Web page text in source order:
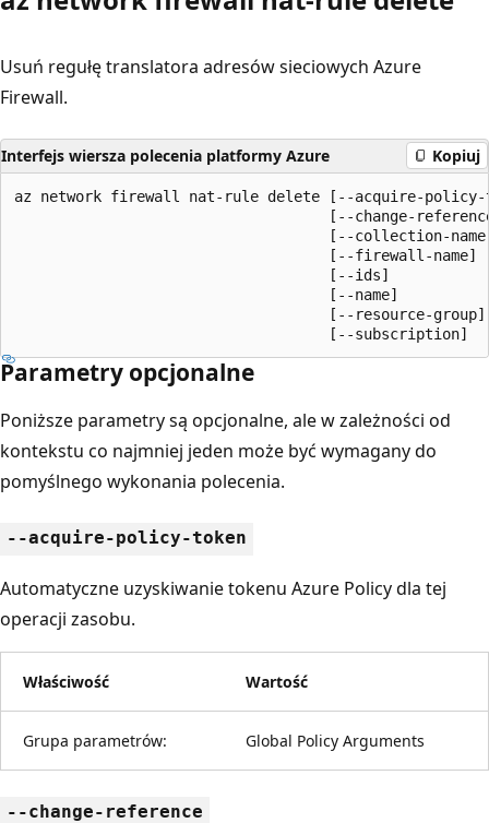
Usuń regułę translatora adresów sieciowych Azure
Firewall.
Interfejs wiersza polecenia platformy Azure Kopiuj
az network firewall nat-rule delete [--acquire-policy-
[--change-
[--collection-
                                    [--firewall-name]
                                    [--ids]
                                    [--name]
                                    [--resource-group]
                                    [--subscription]
Parametry opcjonalne
Poniższe parametry są opcjonalne, ale w zależności od
kontekstu co najmniej jeden może być wymagany do
pomyślnego wykonania polecenia.
--acquire-policy-token
Automatyczne uzyskiwanie tokenu Azure Policy dla tej
operacji zasobu.
Właściwość Wartość
Grupa parametrów: Global Policy Arguments
--change-reference